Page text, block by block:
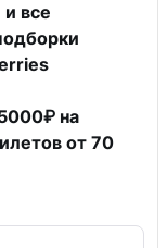
все
на
от 70